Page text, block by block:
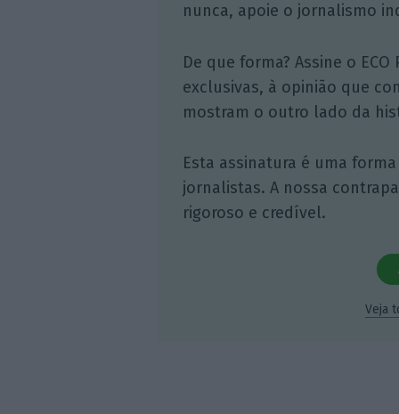
nunca, apoie o jornalismo
De que forma? Assine o
exclusivas, à opinião que
mostram o outro lado da
Esta assinatura é uma
jornalistas. A nossa
rigoroso e credível.
Veja